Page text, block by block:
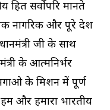
हित सर्वोपरि मानते
नागरिक और पूरे देश
जी के साथ
के आत्मनिर्भर
के मिशन में पूर्ण
और हमारा भारतीय